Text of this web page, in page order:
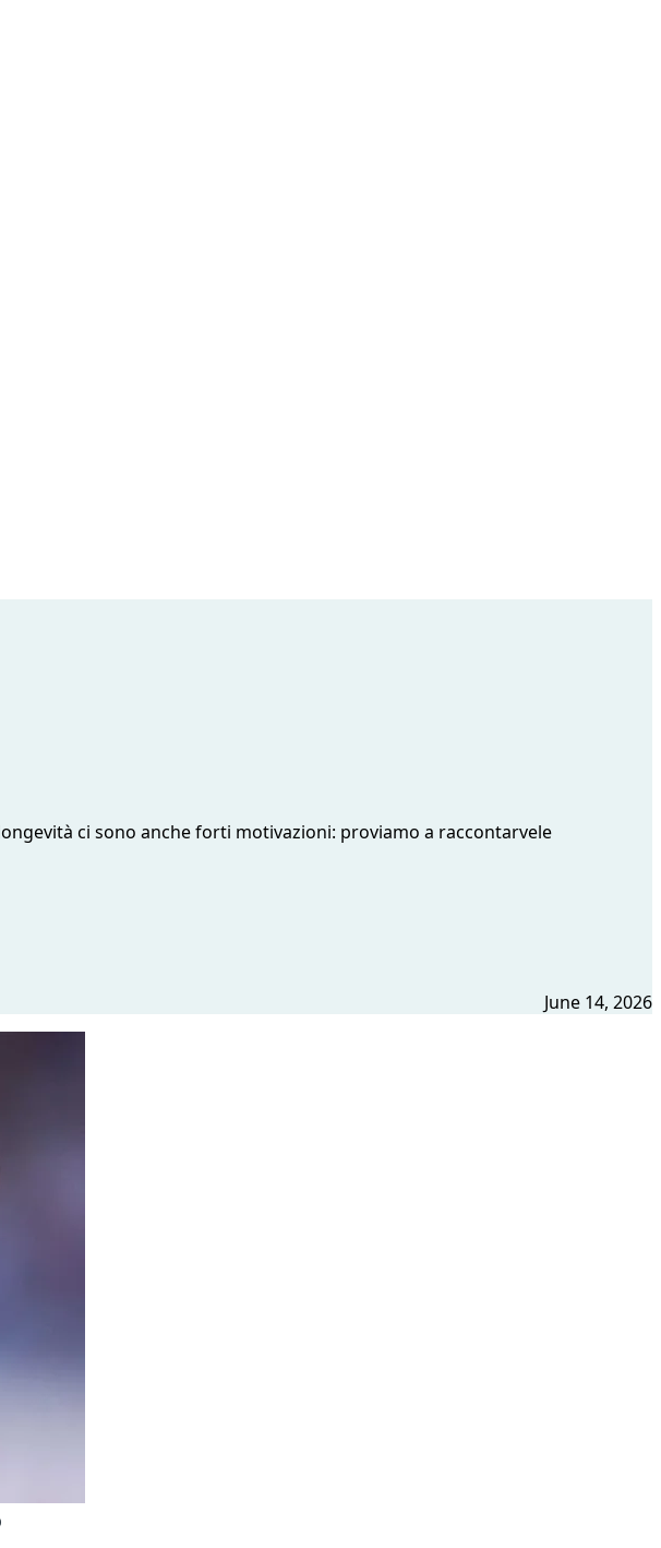
ci sono anche forti motivazioni: proviamo a raccontarvele
June 14, 2026